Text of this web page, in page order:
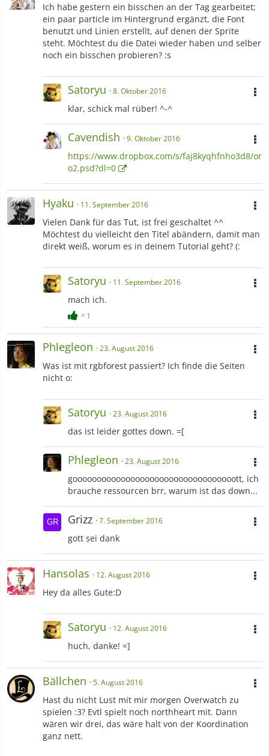
Ich habe gestern ein bisschen an der Tag gearbeitet;
ein paar particle im Hintergrund ergänzt, die Font
benutzt und Linien erstellt, auf denen der Sprite
steht. Möchtest du die Datei wieder haben und selber
noch ein bisschen probieren? :s
Satoryu 8. Oktober 2016
klar, schick mal rüber! ^-^
Cavendish 9. Oktober 2016
https://www.dropbox.com/s/faj8kyqhfnho3d8/or
o2.psd?dl=0
Hyaku 11. September 2016
Vielen Dank für das Tut, ist frei geschaltet ^^
Möchtest du vielleicht den Titel abändern, damit man
direkt weiß, worum es in deinem Tutorial geht? (:
Satoryu 11. September 2016
mach ich.
1
Phlegleon 23. August 2016
Was ist mit rgbforest passiert? Ich finde die Seiten
nicht o:
Satoryu 23. August 2016
das ist leider gottes down. =[
Phlegleon 23. August 2016
goooooooooooooooooooooooooooooooooott, ich
brauche ressourcen brr, warum ist das down...
Grizz 7. September 2016
gott sei dank
Hansolas 12. August 2016
Hey da alles Gute:D
Satoryu 12. August 2016
huch, danke! =]
Bällchen 5. August 2016
Hast du nicht Lust mit mir morgen Overwatch zu
spielen :3? Evtl spielt noch northheart mit. Dann
wären wir drei, das wäre halt von der Koordination
ganz nett.